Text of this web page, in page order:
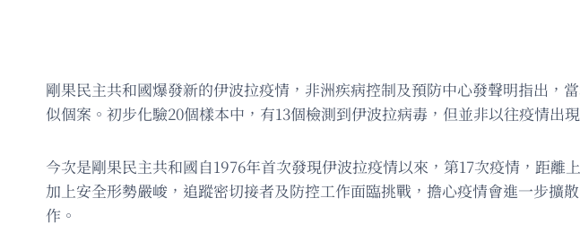
剛果民主共和國爆發新的伊波拉疫情，非洲疾病控制及預防中心發聲明指出，
似個案。初步化驗20個樣本中，有13個檢測到伊波拉病毒，但並非以往疫情出
今次是剛果民主共和國自1976年首次發現伊波拉疫情以來，第17次疫情，距
加上安全形勢嚴峻，追蹤密切接者及防控工作面臨挑戰，擔心疫情會進一步
作。